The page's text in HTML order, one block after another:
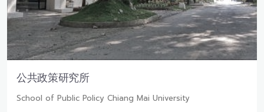
公共政策研究所
School of Public Policy Chiang Mai University